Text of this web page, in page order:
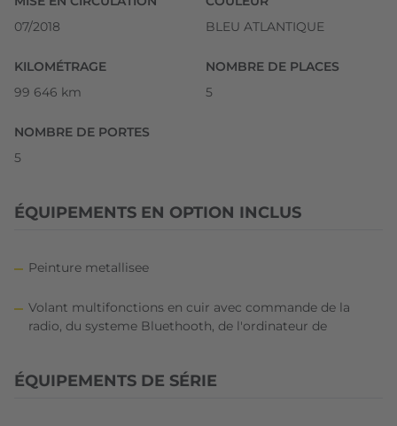
07/2018
BLEU ATLANTIQUE
KILOMÉTRAGE
99 646 km
NOMBRE DE PLACES
5
NOMBRE DE PORTES
5
ÉQUIPEMENTS EN OPTION INCLUS
Peinture metallisee
Volant multifonctions en cuir avec commande de la
radio, du systeme Bluethooth, de l'ordinateur de
ÉQUIPEMENTS DE SÉRIE